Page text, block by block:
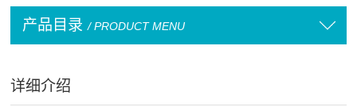
产品目录 / PRODUCT MENU
详细介绍